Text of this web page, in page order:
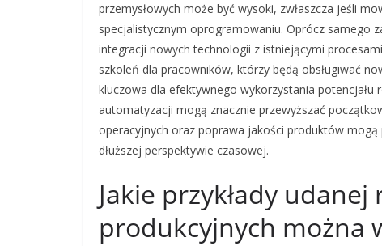
przemysłowych może być wysoki, zwłaszcza jeśli
specjalistycznym oprogramowaniu. Oprócz samego
integracji nowych technologii z istniejącymi
szkoleń dla pracowników, którzy będą obsługiwać
kluczowa dla efektywnego wykorzystania potencjału
automatyzacji mogą znacznie przewyższać
operacyjnych oraz poprawa jakości produktów
dłuższej perspektywie czasowej.
Jakie przykłady
produkcyjnych można